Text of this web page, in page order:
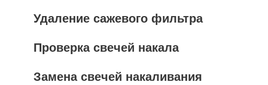
Удаление сажевого фильтра
Проверка свечей накала
Замена свечей накаливания